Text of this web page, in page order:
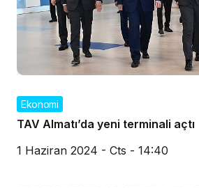
Ekonomi
TAV Almatı’da yeni terminali açtı
1 Haziran 2024 - Cts - 14:40